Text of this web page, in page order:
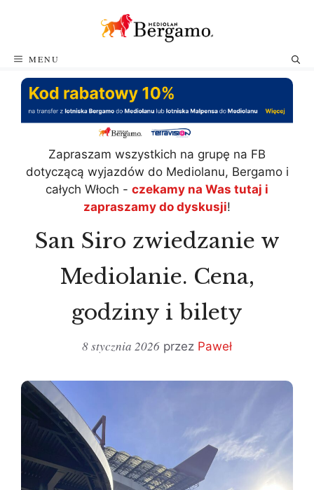
MENU
Zapraszam wszystkich na grupę na FB
dotyczącą wyjazdów do Mediolanu, Bergamo i
całych Włoch - czekamy na Was tutaj i
zapraszamy do dyskusji!
San Siro zwiedzanie w
Mediolanie. Cena,
godziny i bilety
8 stycznia 2026 przez Paweł